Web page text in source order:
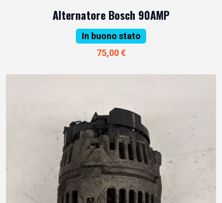
Alternatore Bosch 90AMP
In buono stato
75,00 €